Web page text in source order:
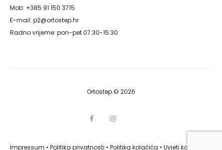
Mob: +385 91 150 3715
E-mail: p2@ortostep.hr
Radno vrijeme: pon-pet 07:30-15:30
Ortostep © 2026
b
a
g
Impressum • Politika privatnosti • Politika kolačića • Uvjeti korištenja